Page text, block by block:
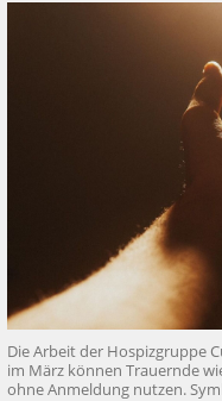
Die Arbeit der Hospizgruppe
im März können Trauernde
ohne Anmeldung nutzen.